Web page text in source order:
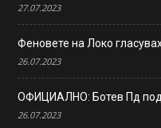
27.07.2023
Феновете на Локо
26.07.2023
ОФИЦИАЛНО: Ботев Пд
26.07.2023